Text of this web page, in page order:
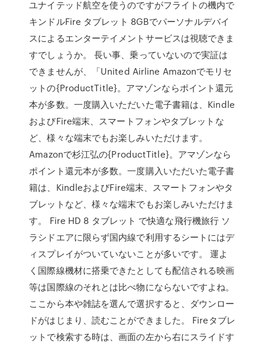
ユナイテッド航空を使うのですがフライトの機内で
キンドルFire タブレット 8GBでパーソナルデバイ
スによるエンターテイメントサービスは視聴できま
すでしょうか。 長い事、乗っていないので実証は
できませんが、「United Airline Amazonでモリセ
ットの{ProductTitle}。アマゾンならポイント還元
本が多数。一度購入いただいた電子書籍は、Kindle
およびFire端末、スマートフォンやタブレットな
ど、様々な端末でもお楽しみいただけます。
Amazonで杉江弘の{ProductTitle}。アマゾンなら
ポイント還元本が多数。一度購入いただいた電子書
籍は、KindleおよびFire端末、スマートフォンやタ
ブレットなど、様々な端末でもお楽しみいただけま
す。 Fire HD 8 タブレット で快適な飛行機旅行 ソ
ラシドエアに限らず国内線で利用するシートにはデ
ィスプレイがついていないことが多いです。 運よ
く国際線機材に搭乗できたとしても配信される映画
等は国際線のそれとは比べ物にならないですよね。
ここから本や雑誌を選んで選択すると、ダウンロー
ドがはじまり、読むことができました。 Fireタブレ
ットで検索する時は、画面の左から右にスライドす